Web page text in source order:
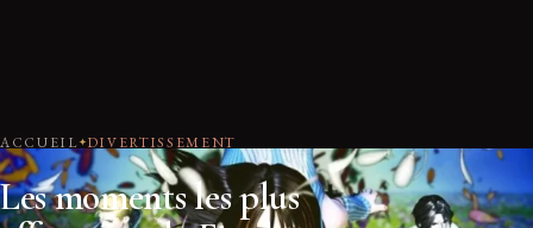
ACCUEIL DIVERTISSEMENT
Les moments les plus